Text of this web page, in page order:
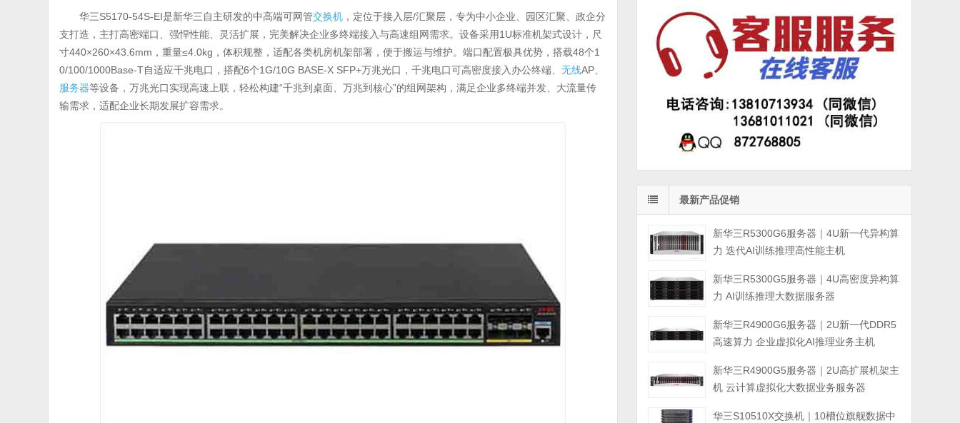
华三S5170-54S-EI是新华三自主研发的中高端可网管交换机 ，定位于接入层/汇聚层，专为中小企业、园区汇聚、政企分
支打造，主打高密端口、强悍性能、灵活扩展，完美解决企业多终端接入与高速组网需求。设备采用1U标准机架式设计，尺
寸440×260×43.6mm，重量≤4.0kg，体积规整，适配各类机房机架部署，便于搬运与维护。端口配置极具优势，搭载48个1
0/100/1000Base-T自适应千兆电口，搭配6个1G/10G BASE-X SFP+万兆光口，千兆电口可高密度接入办公终端、无线AP、
服务器等设备，万兆光口实现高速上联，轻松构建“千兆到桌面、万兆到核心”的组网架构，满足企业多终端并发、大流量传
输需求，适配企业长期发展扩容需求。
最新产品促销
新华三R5300G6服务器｜4U新一代异构算
力 迭代AI训练推理高性能主机
新华三R5300G5服务器｜4U高密度异构算
力 AI训练推理大数据服务器
新华三R4900G6服务器｜2U新一代DDR5
高速算力 企业虚拟化AI推理业务主机
新华三R4900G5服务器｜2U高扩展机架主
机 云计算虚拟化大数据业务服务器
华三S10510X交换机｜10槽位旗舰数据中